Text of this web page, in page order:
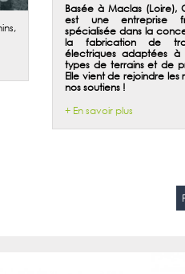
Basée à Maclas (Loire),
est une entreprise
spécialisée dans la
la fabrication de
électriques adaptées à
types de terrains et de
Elle vient de rejoindre les
nos soutiens !
+ En savoir plus